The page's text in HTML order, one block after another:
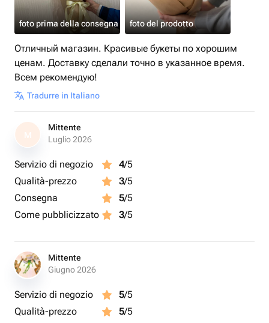
foto prima della consegna foto del prodotto
Отличный магазин. Красивые букеты по хорошим
ценам. Доставку сделали точно в указанное время.
Всем рекомендую!
Tradurre in Italiano
M
Mittente
Luglio 2026
Servizio di negozio 4/5
Qualità-prezzo
3/5
Consegna
5/5
Come pubblicizzato
3/5
Mittente
Giugno 2026
Servizio di negozio 5/5
Qualità-prezzo
5/5